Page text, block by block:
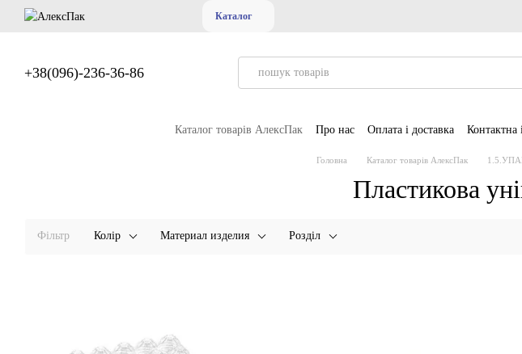
Перейти до основного контенту Каталог
+38(096)-236-36-86
Каталог товарів АлексПак Про нас Оплата і доставка Контактна
Головна Каталог товарів АлексПак
Пластикова
Фільтр Колір Материал изделия Розділ